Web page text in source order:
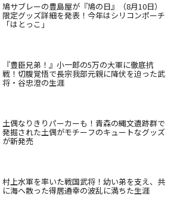
鳩サブレーの豊島屋が『鳩の日』（8月10日）
限定グッズ詳細を発表！今年はシリコンポーチ
「はとっこ」
『豊臣兄弟！』小一郎の5万の大軍に徹底抗
戦！切腹覚悟で長宗我部元親に降伏を迫った武
将・谷忠澄の生涯
土偶なりきりパーカーも！青森の縄文遺跡群で
発掘された土偶がモチーフのキュートなグッズ
が新発売
村上水軍を率いた戦国武将！幼い弟を支え、共
に海へ散った得居通幸の波乱に満ちた生涯